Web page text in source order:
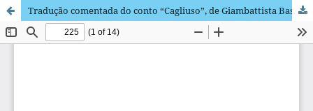
Tradução comentada do conto “Cagliuso”, de Giambattista Basile